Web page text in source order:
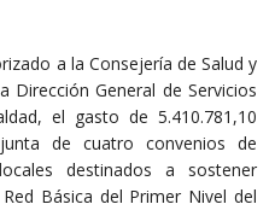
a la Consejería de Salud y
Dirección General de Servicios
el gasto de 5.410.781,10
de cuatro convenios de
destinados a sostener
Básica del Primer Nivel del